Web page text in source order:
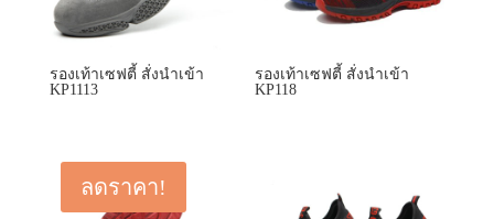
รองเท้าเซฟตี้ สั่งนำเข้า
KP1113
รองเท้าเซฟตี้ สั่งนำเข้า
KP118
ลดราคา!